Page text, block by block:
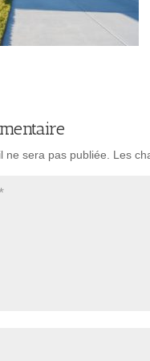
ne sera pas publiée. Les